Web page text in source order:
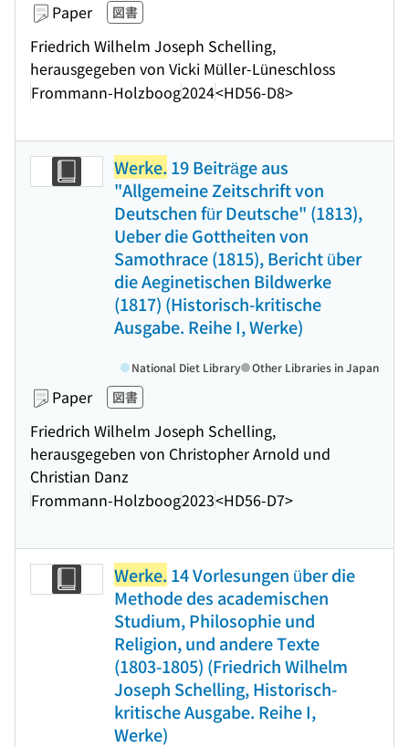
Paper 図書
Friedrich Wilhelm Joseph Schelling,
herausgegeben von Vicki Müller-Lüneschloss
Frommann-Holzboog2024<HD56-D8>
Werke. 19 Beiträge aus
"Allgemeine Zeitschrift von
Deutschen für Deutsche" (1813),
Ueber die Gottheiten von
Samothrace (1815), Bericht über
die Aeginetischen Bildwerke
(1817) (Historisch-kritische
Ausgabe. Reihe I, Werke)
Paper 図書
Friedrich Wilhelm Joseph Schelling,
herausgegeben von Christopher Arnold und
Christian Danz
Frommann-Holzboog2023<HD56-D7>
National Diet Library Other Libraries in Japan
Werke. 14 Vorlesungen über die
Methode des academischen
Studium, Philosophie und
Religion, und andere Texte
(1803-1805) (Friedrich Wilhelm
Joseph Schelling, Historisch-
kritische Ausgabe. Reihe I,
Werke)